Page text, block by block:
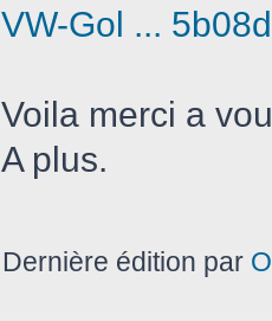
VW-Gol ...
Voila merci a
A plus.
Dernière édition par